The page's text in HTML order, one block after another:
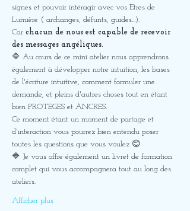
signes et pouvoir intéragir avec vos Etres de
Lumière ( archanges, défunts, guides...).
Car chacun de nous est capable de recevoir
des messages angéliques.
🔷 Au cours de ce mini atelier nous apprendrons
également à développer notre intuition, les bases
de l'écriture intuitive, comment formuler une
demande, et pleins d'autres choses tout en étant
bien PROTEGES et ANCRES.
Ce moment étant un moment de partage et
d'interaction vous pourrez bien entendu poser
toutes les questions que vous voulez 😊
🔷 Je vous offre également un livret de formation
complet qui vous accompagnera tout au long des
ateliers.
Afficher plus